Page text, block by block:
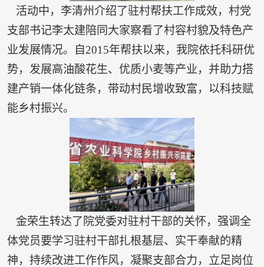
活动中，李清州介绍了驻村帮扶工作成效，村党
支部书记李太建陪同大家察看了村容村貌及特色产
业发展情况。自2015年帮扶以来，我院依托科研优
势，发展高油酸花生、优质小麦等产业，并助力搭
建产销一体化链条，带动村民增收致富，以科技赋
能乡村振兴。
金荣生转达了院党委对驻村干部的关怀，强调全
体党员要学习驻村干部扎根基层、实干奉献的精
神，持续改进工作作风，凝聚支部合力，立足岗位